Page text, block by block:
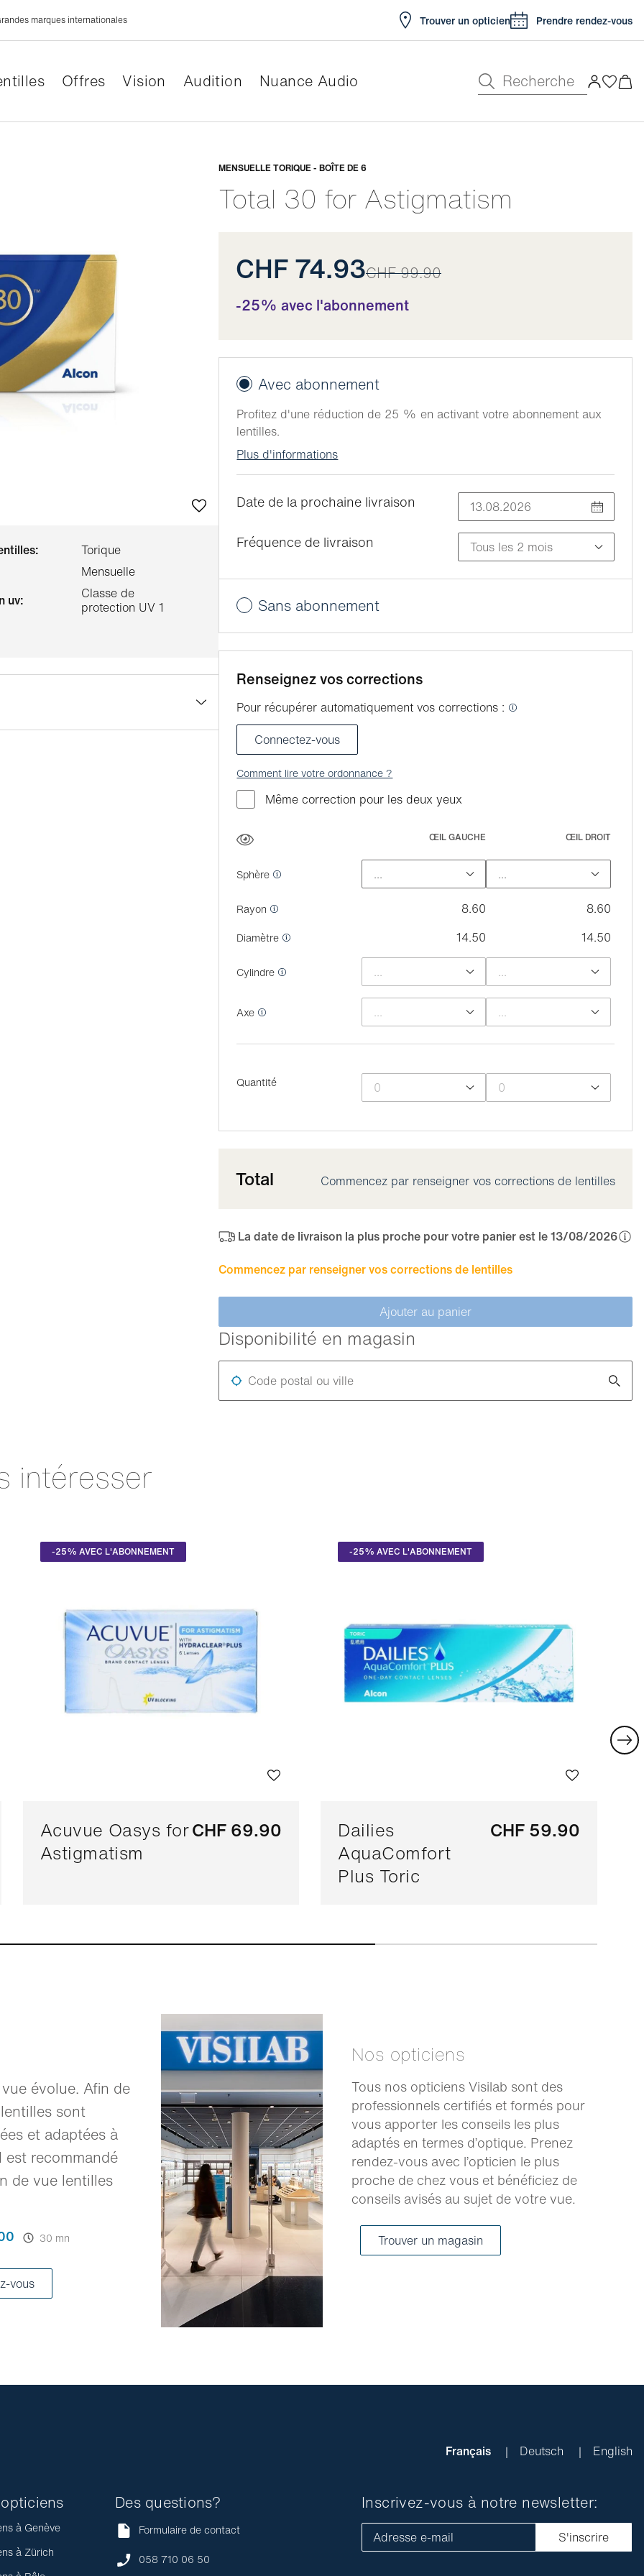
marques internationales Trouver un opticien Prendre rendez-vous
Offres Vision Audition Nuance Audio Recherche
Torique
Mensuelle
uv:
Classe de
protection UV 1
MENSUELLE TORIQUE - BOÎTE DE 6
Total 30 for Astigmatism
Adaptable
CHF 74.93CHF 99.90
-25% avec l'abonnement
Avec abonnement
Profitez d'une réduction de 25 % en activant votre abonnement aux
lentilles.
Plus d'informations
Date de la prochaine livraison
Fréquence de livraison
Sans abonnement
Renseignez vos corrections
Pour récupérer automatiquement vos corrections :
Connectez-vous
Comment lire votre ordonnance ?
Même correction pour les deux yeux
ŒIL GAUCHE ŒIL DROIT
Sphère
Rayon 8.60 8.60
Diamètre 14.50 14.50
Cylindre
Axe
Quantité
Total Commencez par renseigner vos corrections de lentilles
La date de livraison la plus proche pour votre panier est le 13/08/2026
Commencez par renseigner vos corrections de lentilles
Ajouter au panier
Disponibilité en magasin
Code postal ou ville
intéresser
-25% AVEC L'ABONNEMENT
Acuvue Oasys for
Astigmatism
CHF 69.90
-25% AVEC L'ABONNEMENT
Dailies
AquaComfort
Plus Toric
CHF 59.90
évolue. Afin de
sont
et adaptées à
recommandé
de vue lentilles
30 mn
vous
Nos opticiens
Tous nos opticiens Visilab sont des
professionnels certifiés et formés pour
vous apporter les conseils les plus
adaptés en termes d’optique. Prenez
rendez-vous avec l’opticien le plus
proche de chez vous et bénéficiez de
conseils avisés au sujet de votre vue.
Trouver un magasin
Français Deutsch English
à Genève
à Zürich
Des questions?
Formulaire de contact
058 710 06 50
Inscrivez-vous à notre newsletter:
Adresse e-mail S'inscrire